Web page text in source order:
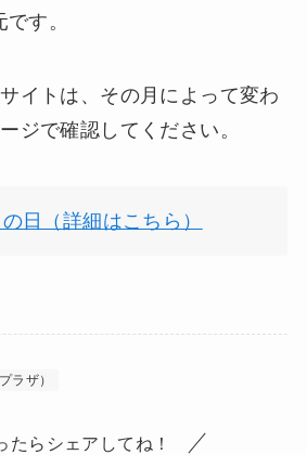
す。
イトは、その月によって変わ
ジで確認してください。
日（詳細はこちら）
ラザ）
たらシェアしてね！